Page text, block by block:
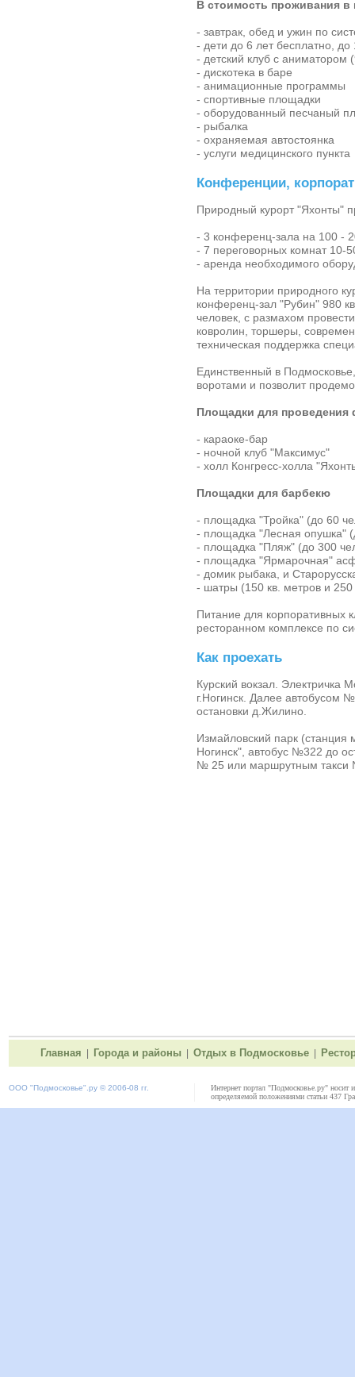
В стоимость проживания
- завтрак, обед и ужин по
- дети до 6 лет бесплатно, до
- детский клуб с аниматором
- дискотека в баре
- анимационные программы
- спортивные площадки
- оборудованный песчаный
- рыбалка
- охраняемая автостоянка
- услуги медицинского пункта
Конференции,
Природный курорт "Яхонты"
- 3 конференц-зала на 100 -
- 7 переговорных комнат 10-
- аренда необходимого
На территории природного
конференц-зал "Рубин" 980
человек, с размахом
ковролин, торшеры,
техническая поддержка
Единственный в
воротами и позволит
Площадки для проведения
- караоке-бар
- ночной клуб "Максимус"
- холл Конгресс-холла
Площадки для барбекю
- площадка "Тройка" (до 60
- площадка "Лесная опушка"
- площадка "Пляж" (до 300
- площадка "Ярмарочная"
- домик рыбака, и
- шатры (150 кв. метров и 250
Питание для корпоративных
ресторанном комплексе по
Как проехать
Курский вокзал. Электричка
г.Ногинск. Далее
остановки д.Жилино.
Измайловский парк (станция
Ногинск", автобус №322 до
№ 25 или маршрутным такси
Главная Города и районы Отдых в Подмосковье
ООО "Подмосковье" .ру © 2006-08 гг.
Интернет портал "Подмосковье.ру" носит
определяемой положениями статьи 437